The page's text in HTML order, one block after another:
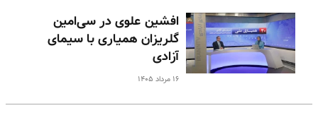
افشین علوی در سی‌امین
گلریزان همیاری با سیمای
آزادی
۱۶ مرداد ۱۴۰۵